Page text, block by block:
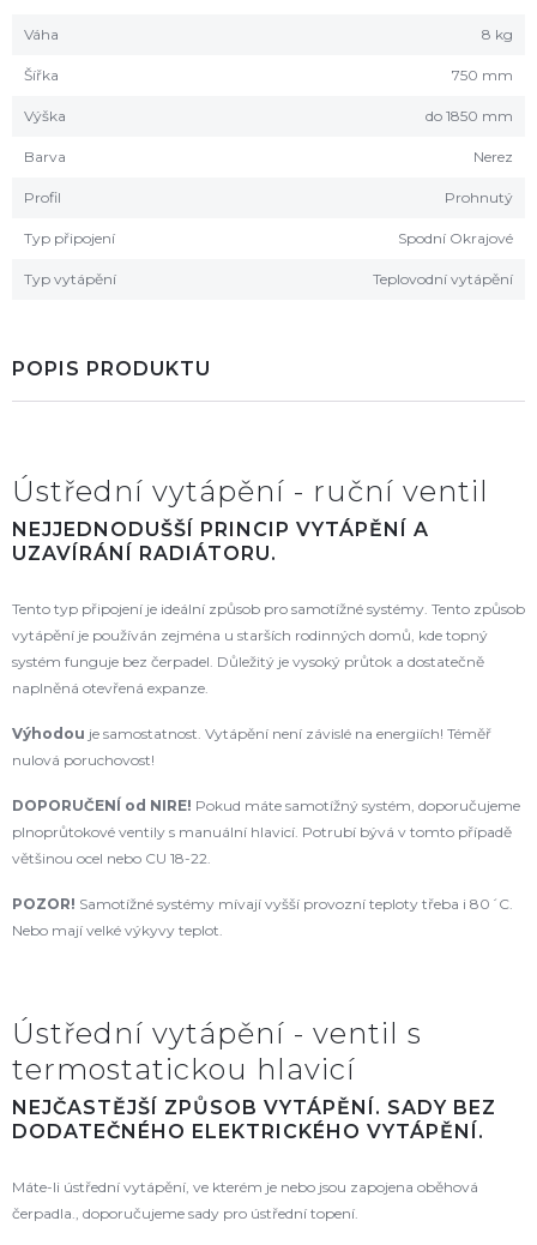
Váha 8 kg
Šířka 750 mm
Výška do 1850 mm
Barva Nerez
Profil Prohnutý
Typ připojení Spodní Okrajové
Typ vytápění Teplovodní vytápění
POPIS PRODUKTU
Ústřední vytápění - ruční ventil
NEJJEDNODUŠŠÍ PRINCIP VYTÁPĚNÍ A
UZAVÍRÁNÍ RADIÁTORU.
Tento typ připojení je ideální způsob pro samotížné systémy. Tento způsob
vytápění je používán zejména u starších rodinných domů, kde topný
systém funguje bez čerpadel. Důležitý je vysoký průtok a dostatečně
naplněná otevřená expanze.
Výhodou je samostatnost. Vytápění není závislé na energiích! Téměř
nulová poruchovost!
DOPORUČENÍ od NIRE! Pokud máte samotížný systém, doporučujeme
plnoprůtokové ventily s manuální hlavicí. Potrubí bývá v tomto případě
většinou ocel nebo CU 18-22.
POZOR! Samotížné systémy mívají vyšší provozní teploty třeba i 80´C.
Nebo mají velké výkyvy teplot.
Ústřední vytápění - ventil s
termostatickou hlavicí
NEJČASTĚJŠÍ ZPŮSOB VYTÁPĚNÍ. SADY BEZ
DODATEČNÉHO ELEKTRICKÉHO VYTÁPĚNÍ.
Máte-li ústřední vytápění, ve kterém je nebo jsou zapojena oběhová
čerpadla., doporučujeme sady pro ústřední topení.